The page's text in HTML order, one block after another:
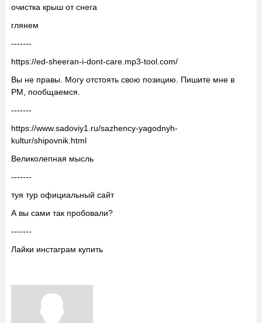
очистка крыш от снега
глянем
-------
https://ed-sheeran-i-dont-care.mp3-tool.com/
Вы не правы. Могу отстоять свою позицию. Пишите мне в
PM, пообщаемся.
-------
https://www.sadoviy1.ru/sazhency-yagodnyh-
kultur/shipovnik.html
Великолепная мысль
-------
туя тур официальный сайт
А вы сами так пробовали?
-------
Лайки инстаграм купить